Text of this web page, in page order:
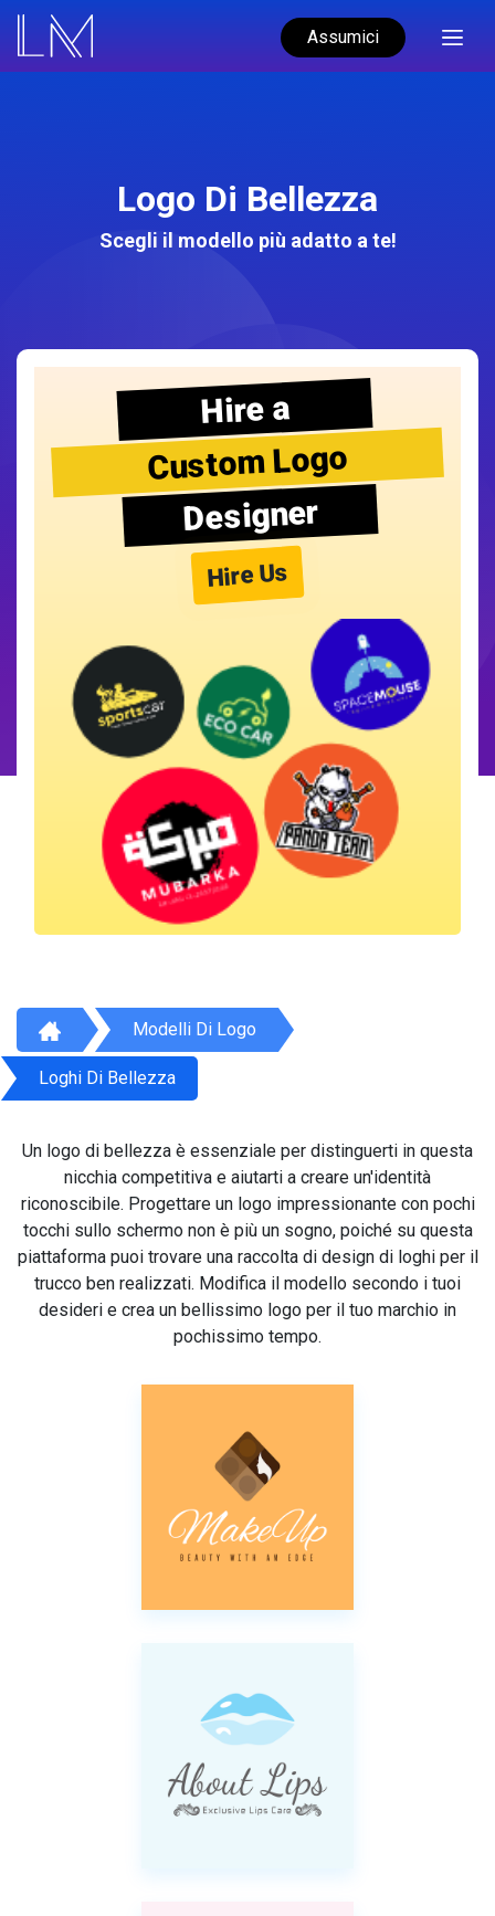
Assumici
Logo Di Bellezza
Scegli il modello più adatto a te!
Hire a
Custom Logo
Designer
Hire Us
Modelli Di Logo
Loghi Di Bellezza
Un logo di bellezza è essenziale per distinguerti in questa
nicchia competitiva e aiutarti a creare un'identità
riconoscibile. Progettare un logo impressionante con pochi
tocchi sullo schermo non è più un sogno, poiché su questa
piattaforma puoi trovare una raccolta di design di loghi per il
trucco ben realizzati. Modifica il modello secondo i tuoi
desideri e crea un bellissimo logo per il tuo marchio in
pochissimo tempo.